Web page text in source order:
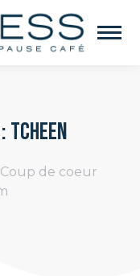
TCHEEN
Coup de coeur